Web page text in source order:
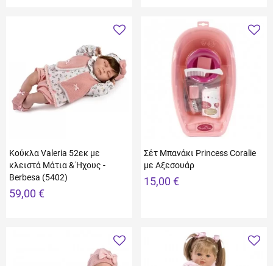
Κούκλα Valeria 52εκ με
κλειστά Μάτια & Ήχους -
Berbesa (5402)
59,00 €
Σέτ Μπανάκι Princess Coralie
με Aξεσουάρ
15,00 €